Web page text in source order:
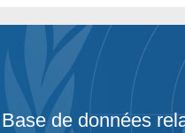
Base de données